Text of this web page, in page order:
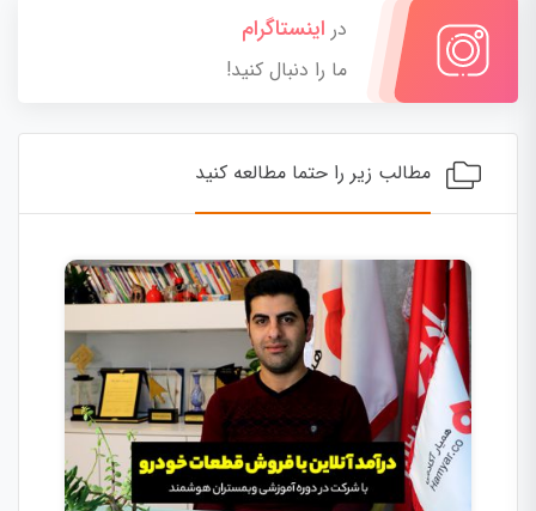
در اینستاگرام
ما را دنبال کنید!
مطالب زیر را حتما مطالعه کنید